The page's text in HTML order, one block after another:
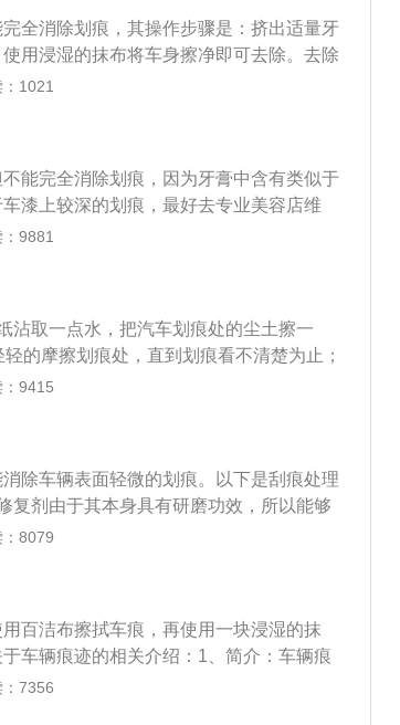
果是深色车漆用了这种方法，可能会使得
果，所以深色车漆汽车还是慎用。修复汽
复剂、软布或者海绵、纳米漆面修复布尝
牙膏，在划痕处进行摩擦，注意不要用
，直到划痕消失；4、也可以使用纳米漆
对那些黑白灰颜色的车会有较好的效果，
全消除划痕，其操作步骤是：挤出适量牙
用浸湿的抹布将车身擦净即可去除。去除
车身印迹；2、使用相同颜色指甲油填补
车靠边停，避开中间位置；2、确认车前车
下或阳台。
：1021
能完全消除划痕，因为牙膏中含有类似于
漆上较深的划痕，最好去专业美容店维
除杂质和铁锈，然后对漆面进行修复打
通过填充腻子进行找平，然后进行修复。
涂层锈迹和焊渣，打磨平整，然后涂上具
并重复涂漆、干燥和抛光过程。
：9881
沾取一点水，把汽车划痕处的尘土擦一
的摩擦划痕处，直到划痕看不清楚为止；
除车划痕迹的办法：1、使用抛光机；
灰；4、划痕修复套装的使用；5、使用车
：9415
除车辆表面轻微的划痕。以下是刮痕处理
复剂由于其本身具有研磨功效，所以能够
油：选择和车漆颜色类似的指甲油颜
耐用性上不能跟原厂漆比，补漆笔只是局
：8079
百洁布擦拭车痕，再使用一块浸湿的抹
车辆痕迹的相关介绍：1、简介：车辆痕
与别的车辆、人体、物体碰撞而形成的并
：7356